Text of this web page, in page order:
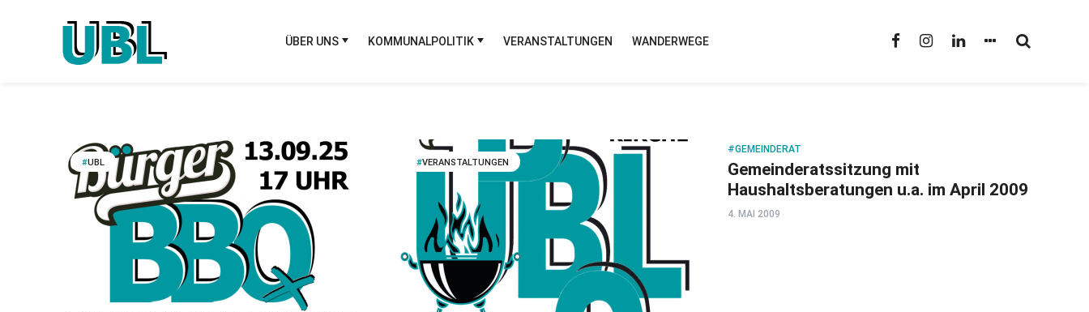
ÜBER UNS KOMMUNALPOLITIK VERANSTALTUNGEN WANDERWEGE
UBL VERANSTALTUNGEN
GEMEINDERAT
Gemeinderatssitzung mit
Haushaltsberatungen u.a. im April 2009
4. MAI 2009